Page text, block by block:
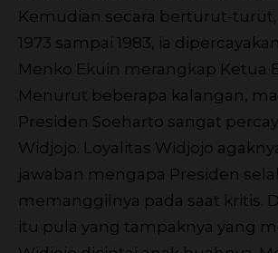
Kemudian secara berturut-
1973 sampai 1983, ia
Menko Ekuin merangkap Ketua
Menurut beberapa kalangan,
Presiden Soeharto sangat
Widjojo. Loyalitas Widjojo
jawaban mengapa Presiden
memanggilnya pada saat kritis.
itu pula yang tampaknya yang